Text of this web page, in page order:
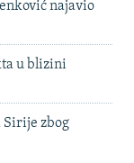
najavio
u blizini
Sirije zbog